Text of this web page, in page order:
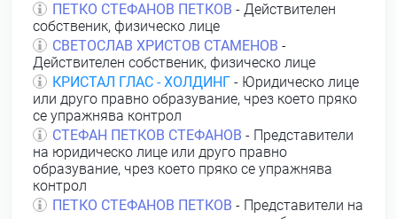
ПЕТКО СТЕФАНОВ ПЕТКОВ - Действителен
собственик, физическо лице
СВЕТОСЛАВ ХРИСТОВ СТАМЕНОВ -
Действителен собственик, физическо лице
КРИСТАЛ ГЛАС - ХОЛДИНГ - Юридическо лице
или друго правно образувание, чрез което пряко
се упражнява контрол
СТЕФАН ПЕТКОВ СТЕФАНОВ - Представители
на юридическо лице или друго правно
образувание, чрез което пряко се упражнява
контрол
ПЕТКО СТЕФАНОВ ПЕТКОВ - Представители на